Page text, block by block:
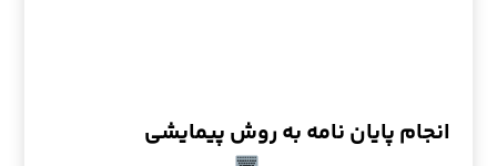
انجام پایان نامه به روش پیمایشی